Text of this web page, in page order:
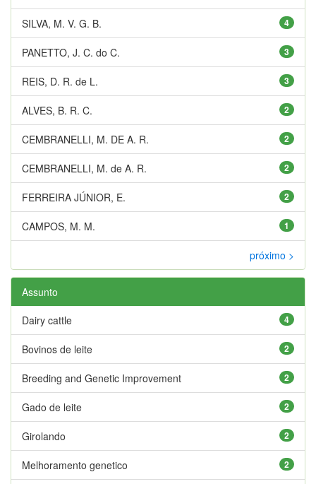
4
SILVA, M. V. G. B.
3
PANETTO, J. C. do C.
3
REIS, D. R. de L.
2
ALVES, B. R. C.
2
CEMBRANELLI, M. DE A. R.
2
CEMBRANELLI, M. de A. R.
2
FERREIRA JÚNIOR, E.
1
CAMPOS, M. M.
próximo >
Assunto
4
Dairy cattle
2
Bovinos de leite
2
Breeding and Genetic Improvement
2
Gado de leite
2
Girolando
2
Melhoramento genetico